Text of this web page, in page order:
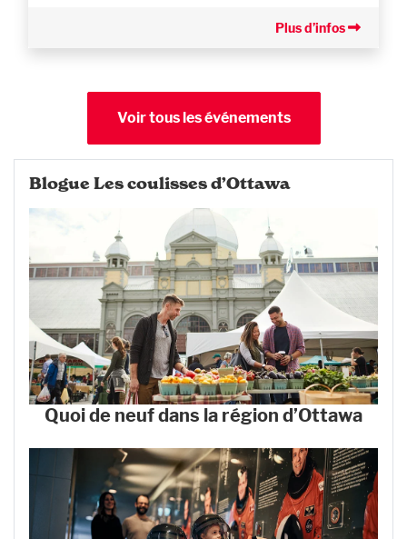
Plus d’infos
Voir tous les événements
Blogue Les coulisses d’Ottawa
Quoi de neuf dans la région d’Ottawa